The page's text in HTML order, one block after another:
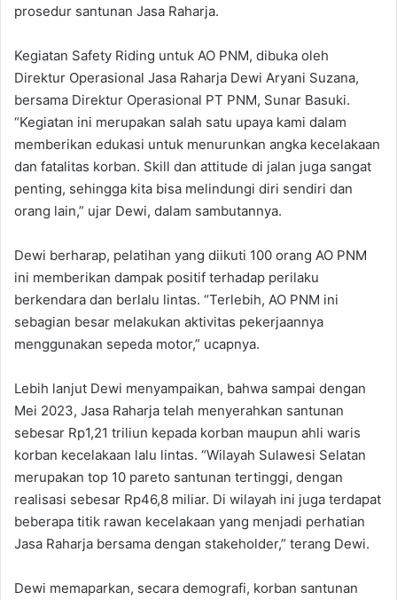
prosedur santunan Jasa Raharja.
Kegiatan Safety Riding untuk AO PNM, dibuka oleh
Direktur Operasional Jasa Raharja Dewi Aryani Suzana,
bersama Direktur Operasional PT PNM, Sunar Basuki.
“Kegiatan ini merupakan salah satu upaya kami dalam
memberikan edukasi untuk menurunkan angka kecelakaan
dan fatalitas korban. Skill dan attitude di jalan juga sangat
penting, sehingga kita bisa melindungi diri sendiri dan
orang lain,” ujar Dewi, dalam sambutannya.
Dewi berharap, pelatihan yang diikuti 100 orang AO PNM
ini memberikan dampak positif terhadap perilaku
berkendara dan berlalu lintas. “Terlebih, AO PNM ini
sebagian besar melakukan aktivitas pekerjaannya
menggunakan sepeda motor,” ucapnya.
Lebih lanjut Dewi menyampaikan, bahwa sampai dengan
Mei 2023, Jasa Raharja telah menyerahkan santunan
sebesar Rp1,21 triliun kepada korban maupun ahli waris
korban kecelakaan lalu lintas. “Wilayah Sulawesi Selatan
merupakan top 10 pareto santunan tertinggi, dengan
realisasi sebesar Rp46,8 miliar. Di wilayah ini juga terdapat
beberapa titik rawan kecelakaan yang menjadi perhatian
Jasa Raharja bersama dengan stakeholder,” terang Dewi.
Dewi memaparkan, secara demografi, korban santunan